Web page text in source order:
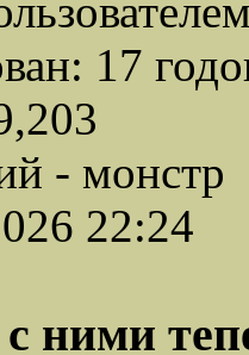
17
- монстр
22:24
ними